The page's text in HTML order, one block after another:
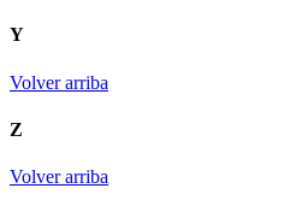
Y
Volver arriba
Z
Volver arriba